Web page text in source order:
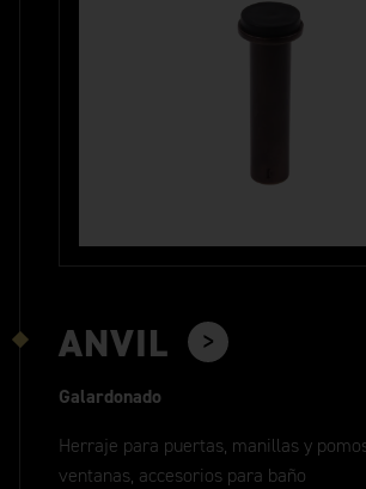
ANVIL
Galardonado
Herraje para puertas, manillas y
ventanas, accesorios para baño